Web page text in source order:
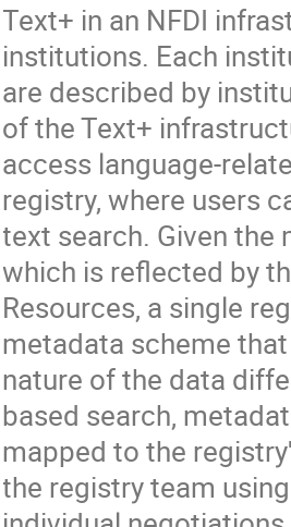
Text+ in an NFDI
institutions. Each
are described by
of the Text+
access language-
registry, where users
text search. Given
which is reflected by
Resources, a single
metadata scheme
nature of the data
based search,
mapped to the
the registry team